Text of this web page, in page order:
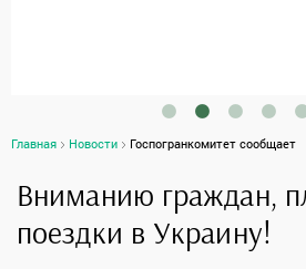
Главная Новости Госпогранкомитет сообщает
Вниманию граждан,
поездки в Украину!